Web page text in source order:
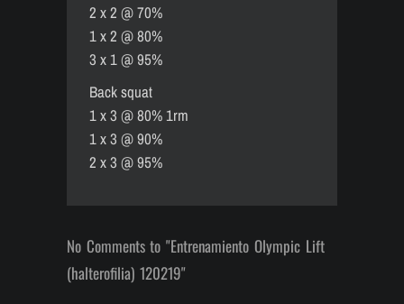
2 x 2 @ 70%
1 x 2 @ 80%
3 x 1 @ 95%
Back squat
1 x 3 @ 80% 1rm
1 x 3 @ 90%
2 x 3 @ 95%
No Comments to "Entrenamiento Olympic Lift
(halterofilia) 120219"